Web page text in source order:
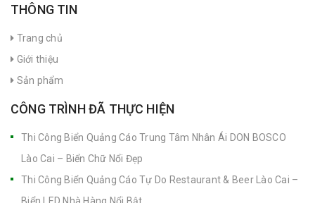
THÔNG TIN
Trang chủ
Giới thiệu
Sản phẩm
CÔNG TRÌNH ĐÃ THỰC HIỆN
Thi Công Biển Quảng Cáo Trung Tâm Nhân Ái DON BOSCO
Lào Cai – Biển Chữ Nổi Đẹp
Thi Công Biển Quảng Cáo Tự Do Restaurant & Beer Lào Cai –